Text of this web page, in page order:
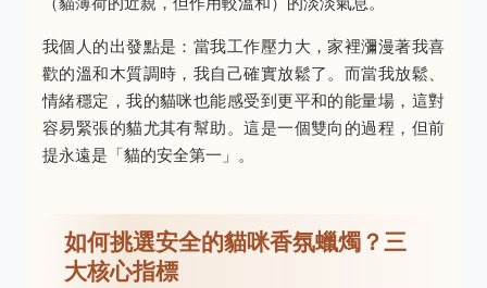
我個人的出發點是：當我工作壓力大，家裡瀰漫著我喜
歡的溫和木質調時，我自己確實放鬆了。而當我放鬆、
情緒穩定，我的貓咪也能感受到更平和的能量場，這對
容易緊張的貓尤其有幫助。這是一個雙向的過程，但前
提永遠是「貓的安全第一」。
如何挑選安全的貓咪香氛蠟燭？三
大核心指標